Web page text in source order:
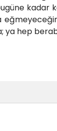
kadar
ya hep